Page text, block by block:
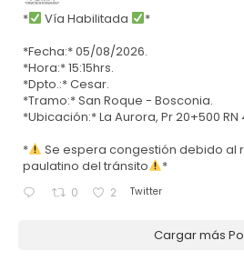
* Vía Habilitada
*
*Fecha:* 05/08/2026.
*Hora:* 15:15hrs.
*Dpto.:* Cesar.
*Tramo:* San Roque - Bosconia.
*Ubicación:* La Aurora, Pr 20+500 RN
*
Se espera congestión debido al
paulatino del tránsito
*
0 2 Twitter
Cargar más